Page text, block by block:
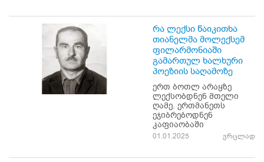
რა ლექსი წაიკითხა
თიანელმა მოლექსემ
ფილარმონიაში
გამართულ ხალხური
პოეზიის საღამოზე
ერთ ბოთლ არაყზე
ლექსობდნენ მთელი
ღამე. ერთმანეთს
ეჯიბრებოდნენ
კაფიაობაში
01.01.2025 ვრცლად